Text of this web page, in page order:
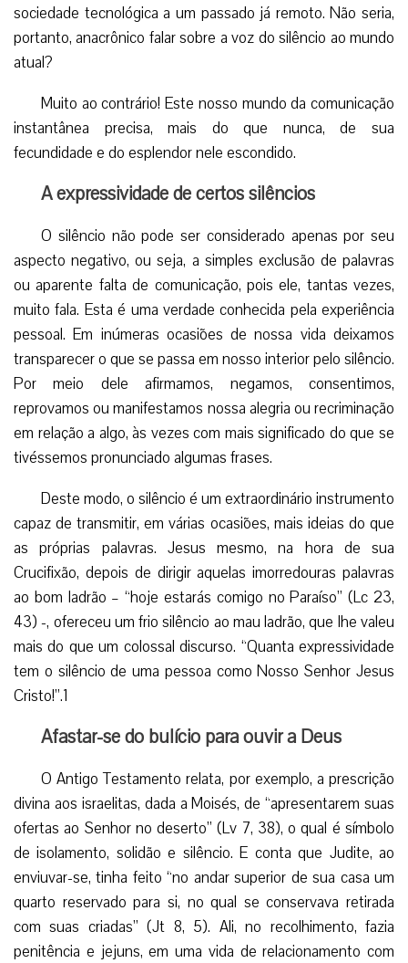
sociedade tecnológica a um passado já remoto. Não seria,
portanto, anacrônico falar sobre a voz do silêncio ao mundo
atual?
Muito ao contrário! Este nosso mundo da comunicação
instantânea precisa, mais do que nunca, de sua
fecundidade e do esplendor nele escondido.
A expressividade de certos silêncios
O silêncio não pode ser considerado apenas por seu
aspecto negativo, ou seja, a simples exclusão de palavras
ou aparente falta de comunicação, pois ele, tantas vezes,
muito fala. Esta é uma verdade conhecida pela experiência
pessoal. Em inúmeras ocasiões de nossa vida deixamos
transparecer o que se passa em nosso interior pelo silêncio.
Por meio dele afirmamos, negamos, consentimos,
reprovamos ou manifestamos nossa alegria ou recriminação
em relação a algo, às vezes com mais significado do que se
tivéssemos pronunciado algumas frases.
Deste modo, o silêncio é um extraordinário instrumento
capaz de transmitir, em várias ocasiões, mais ideias do que
as próprias palavras. Jesus mesmo, na hora de sua
Crucifixão, depois de dirigir aquelas imorredouras palavras
ao bom ladrão – “hoje estarás comigo no Paraíso” (Lc 23,
43) -, ofereceu um frio silêncio ao mau ladrão, que lhe valeu
mais do que um colossal discurso. “Quanta expressividade
tem o silêncio de uma pessoa como Nosso Senhor Jesus
Cristo!”.1
Afastar-se do bulício para ouvir a Deus
O Antigo Testamento relata, por exemplo, a prescrição
divina aos israelitas, dada a Moisés, de “apresentarem suas
ofertas ao Senhor no deserto” (Lv 7, 38), o qual é símbolo
de isolamento, solidão e silêncio. E conta que Judite, ao
enviuvar-se, tinha feito “no andar superior de sua casa um
quarto reservado para si, no qual se conservava retirada
com suas criadas” (Jt 8, 5). Ali, no recolhimento, fazia
penitência e jejuns, em uma vida de relacionamento com